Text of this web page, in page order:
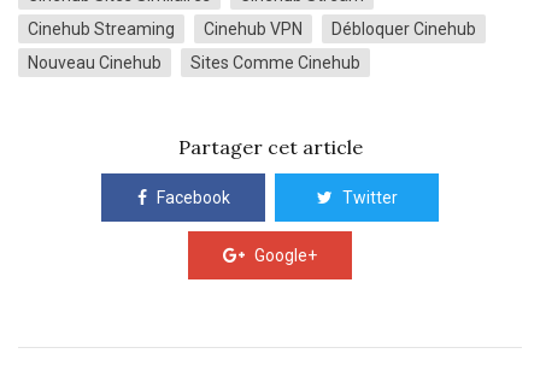
Cinehub Streaming
Cinehub VPN
Débloquer Cinehub
Nouveau Cinehub
Sites Comme Cinehub
Partager cet article
Facebook Twitter
Google+